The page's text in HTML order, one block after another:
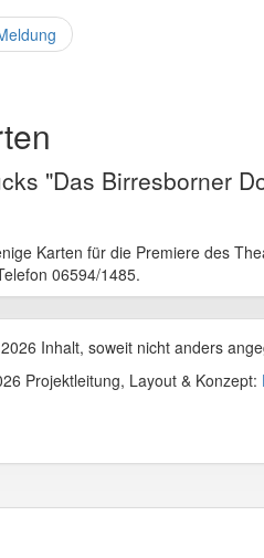
"Das Birresborner
Karten für die Premiere des
06594/1485.
Inhalt, soweit nicht anders
Projektleitung, Layout & Konzept: